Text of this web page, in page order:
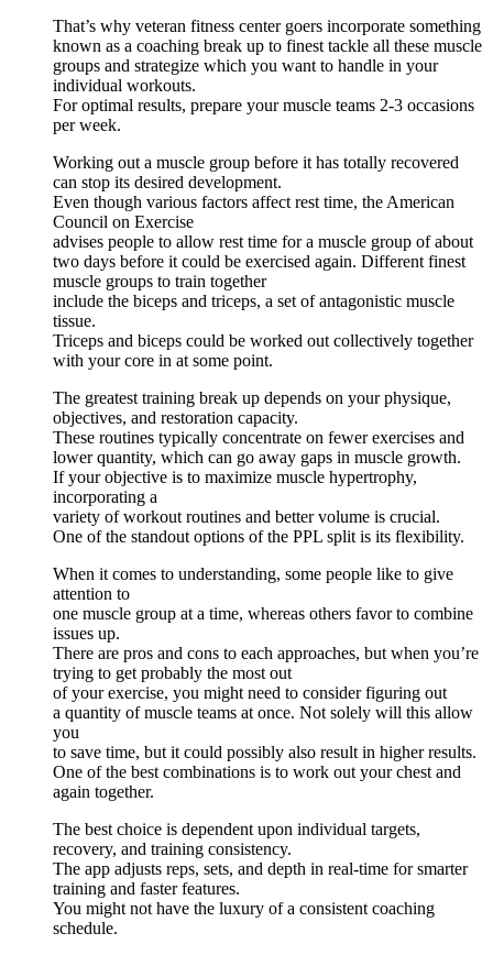
That’s why veteran fitness center goers incorporate something
known as a coaching break up to finest tackle all these muscle
groups and strategize which you want to handle in your
individual workouts.
For optimal results, prepare your muscle teams 2-3 occasions
per week.
Working out a muscle group before it has totally recovered
can stop its desired development.
Even though various factors affect rest time, the American
Council on Exercise
advises people to allow rest time for a muscle group of about
two days before it could be exercised again. Different finest
muscle groups to train together
include the biceps and triceps, a set of antagonistic muscle
tissue.
Triceps and biceps could be worked out collectively together
with your core in at some point.
The greatest training break up depends on your physique,
objectives, and restoration capacity.
These routines typically concentrate on fewer exercises and
lower quantity, which can go away gaps in muscle growth.
If your objective is to maximize muscle hypertrophy,
incorporating a
variety of workout routines and better volume is crucial.
One of the standout options of the PPL split is its flexibility.
When it comes to understanding, some people like to give
attention to
one muscle group at a time, whereas others favor to combine
issues up.
There are pros and cons to each approaches, but when you’re
trying to get probably the most out
of your exercise, you might need to consider figuring out
a quantity of muscle teams at once. Not solely will this allow
you
to save time, but it could possibly also result in higher results.
One of the best combinations is to work out your chest and
again together.
The best choice is dependent upon individual targets,
recovery, and training consistency.
The app adjusts reps, sets, and depth in real-time for smarter
training and faster features.
You might not have the luxury of a consistent coaching
schedule.